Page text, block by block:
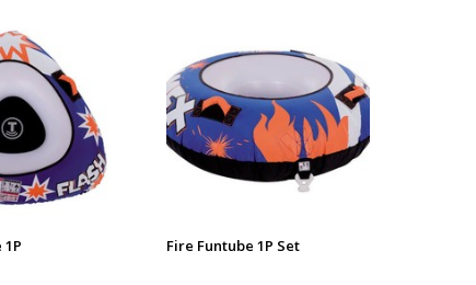
Fire Funtube 1P Set